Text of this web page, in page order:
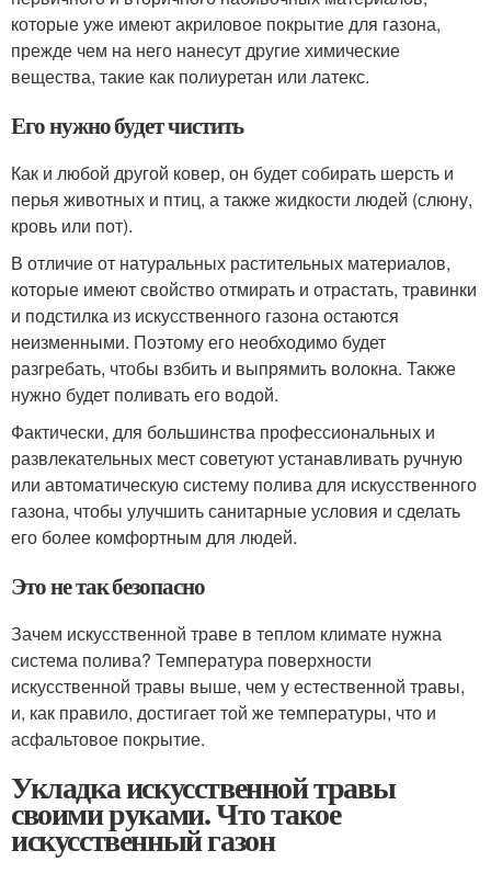
которые уже имеют акриловое покрытие для газона,
прежде чем на него нанесут другие химические
вещества, такие как полиуретан или латекс.
Его нужно будет чистить
Как и любой другой ковер, он будет собирать шерсть и
перья животных и птиц, а также жидкости людей (слюну,
кровь или пот).
В отличие от натуральных растительных материалов,
которые имеют свойство отмирать и отрастать, травинки
и подстилка из искусственного газона остаются
неизменными. Поэтому его необходимо будет
разгребать, чтобы взбить и выпрямить волокна. Также
нужно будет поливать его водой.
Фактически, для большинства профессиональных и
развлекательных мест советуют устанавливать ручную
или автоматическую систему полива для искусственного
газона, чтобы улучшить санитарные условия и сделать
его более комфортным для людей.
Это не так безопасно
Зачем искусственной траве в теплом климате нужна
система полива? Температура поверхности
искусственной травы выше, чем у естественной травы,
и, как правило, достигает той же температуры, что и
асфальтовое покрытие.
Укладка искусственной травы
своими руками. Что такое
искусственный газон